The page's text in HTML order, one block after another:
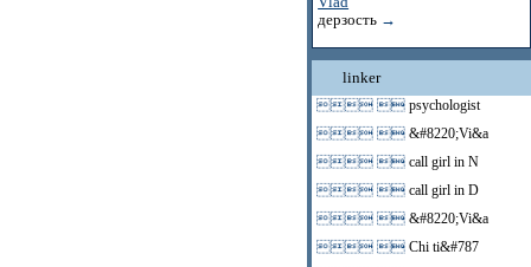
дерзость →
linker
  psychologist
  &#8220;Vi&a
  call girl in N
  call girl in D
  &#8220;Vi&a
  Chi ti&#787